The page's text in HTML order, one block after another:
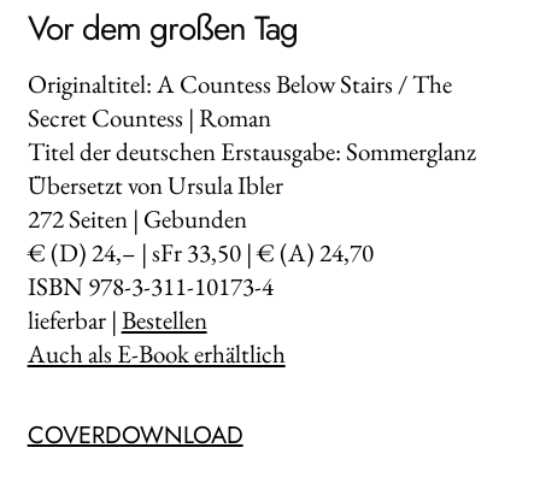
Vor dem großen Tag
Originaltitel: A Countess Below Stairs / The
Secret Countess | Roman
Titel der deutschen Erstausgabe: Sommerglanz
Übersetzt von Ursula Ibler
272Seiten | Gebunden
€ (D) 24,– | sFr 33,50 | € (A) 24,70
ISBN 978-3-311-10173-4
lieferbar |Bestellen
Auch als E-Book erhältlich
COVERDOWNLOAD